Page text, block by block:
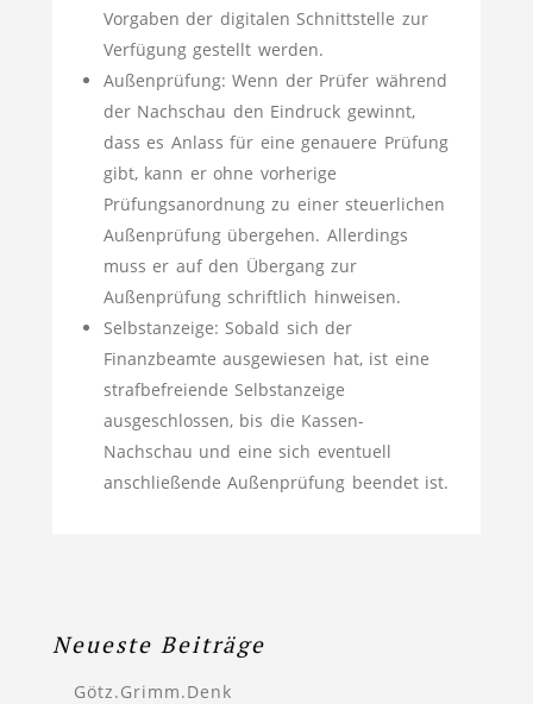
Vorgaben der digitalen Schnittstelle zur
Verfügung gestellt werden.
Außenprüfung: Wenn der Prüfer während
der Nachschau den Eindruck gewinnt,
dass es Anlass für eine genauere Prüfung
gibt, kann er ohne vorherige
Prüfungsanordnung zu einer steuerlichen
Außenprüfung übergehen. Allerdings
muss er auf den Übergang zur
Außenprüfung schriftlich hinweisen.
Selbstanzeige: Sobald sich der
Finanzbeamte ausgewiesen hat, ist eine
strafbefreiende Selbstanzeige
ausgeschlossen, bis die Kassen-
Nachschau und eine sich eventuell
anschließende Außenprüfung beendet ist.
Neueste Beiträge
Götz.Grimm.Denk